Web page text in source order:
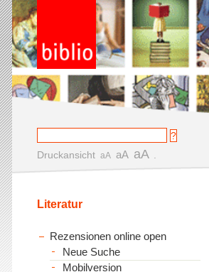
Druckansicht aA aA aA
Literatur
Rezensionen online open
Neue Suche
Mobilversion